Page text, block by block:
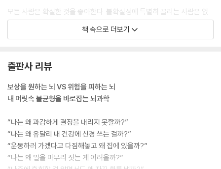
기상나팔을 부는 대자연
대자연에서 생긴 약간의 각성
처방약을 통한 자기 진정의 길
암 판정을 받은 순간
재정적 스트레스
감사의 말
찾아보기
모든 사람은 확실한 것을 좋아한다. 불확실성에 특별히 끌리는 사람은 없
다. 그러나 공격형은 방어형보다 불확실성에 덜 민감하다. 각성과의 관계
성이 다르기 때문이다. 신경전달물질인 도파민은 확실성을 코드화하고, 세
--- p.54
방어형은 정신없는 신경계를 처리해야 하기에 유연해지고, 이런 식의 평생
화하는 요구와 환경에 더 민첩하게 움직일 수 있다는 점은 방어형 뇌의 화
학적 불균형이 낳는 기능적인 부수 효과다. 공격형은 세상에 대해 보다 경
직된 자세를 취하기 때문에, 루틴에 좀 더 기대고 변화에 저항하는 편이다.
--- p.86
책 속으로 더보기
출판사 리뷰
보상을 원하는 뇌 VS 위험을 피하는 뇌
내 머릿속 불균형을 바로잡는 뇌과학
“나는 왜 과감하게 결정을 내리지 못할까?”
“나는 왜 유달리 내 건강에 신경 쓰는 걸까?”
“운동하러 가겠다고 다짐해놓고 왜 집에 있을까?”
“나는 왜 일을 마무리 짓는 게 어려울까?”